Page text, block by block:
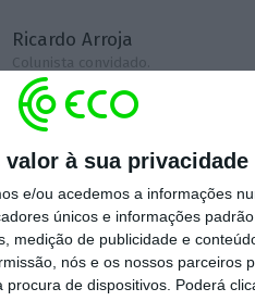
valor à sua privacidade
e/ou acedemos a informações
únicos e informações
medição de publicidade e
nós e os nossos parceiros
de dispositivos. Poderá
ler este
Ricardo Arroja
Colunista convidado.
Presidente do Conselho de
Administração da AICEP,
E.P.E.